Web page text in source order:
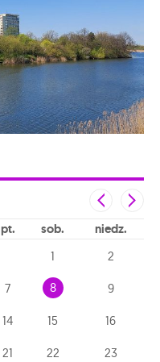
pt sob niedz
1 2
7 8 9
14 15 16
21 22 23